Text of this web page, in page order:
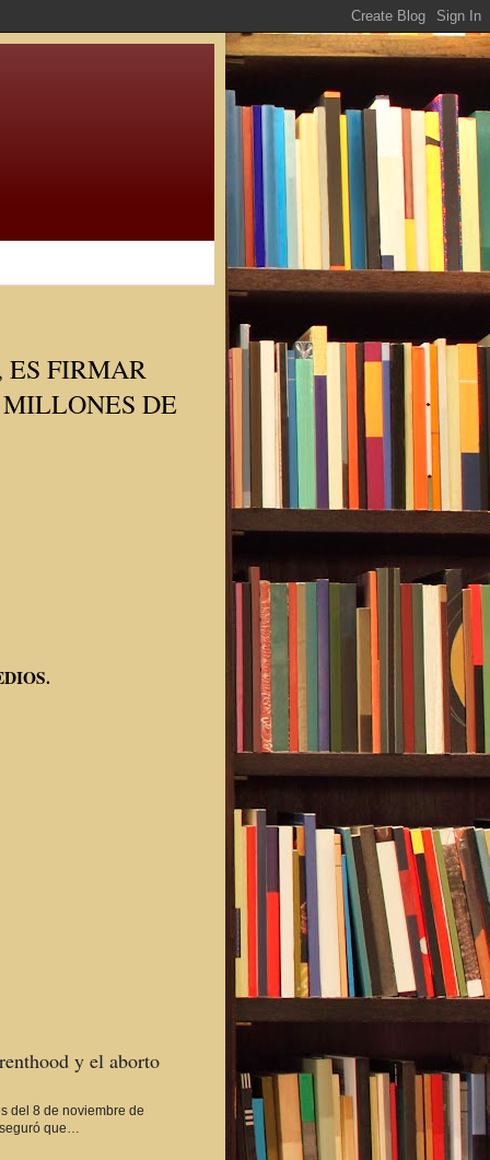
FIRMAR
DE
y el aborto
del 8 de noviembre de
que…